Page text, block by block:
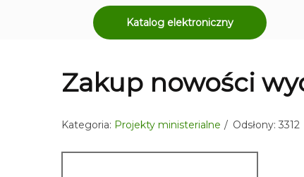
Katalog elektroniczny
Zakup nowości
Kategoria: Projekty ministerialne Odsłony: 3312